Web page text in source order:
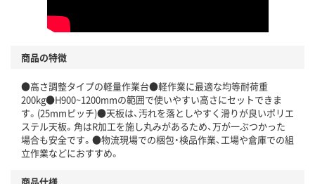
商品の特徴
●高さ調整タイプの軽量作業台●軽作業に最適な均等耐荷重
200kg●H900~1200mmの範囲で使いやすい高さにセットできま
す。(25mmピッチ)●天板は、汚れを落としやすく滑りが良いポリエ
ステル天板。角はR加工を施し丸みがあるため、万が一ぶつかった
場合も安全です。●物流現場での梱包・検品作業、工場や倉庫での組
立作業などにおすすめ。